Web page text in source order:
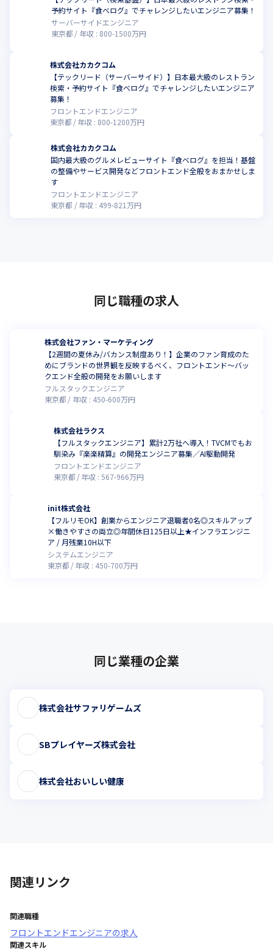
予約サイト『食べログ』でチャレンジしたいエンジニア募集！
サーバーサイドエンジニア
東京都
年収 : 800-1500万円
株式会社カカクコム
【テックリード（サーバーサイド）】日本最大級のレストラン
検索・予約サイト『食べログ』でチャレンジしたいエンジニア
募集！
フロントエンドエンジニア
東京都
年収 : 800-1200万円
株式会社カカクコム
国内最大級のグルメレビューサイト『食べログ』を担当！基盤
の整備やサービス開発などフロントエンド全般をおまかせしま
す
フロントエンドエンジニア
東京都
年収 : 499-821 万円
同じ職種の求人
株式会社ファン・マーケティング
【2週間の夏休み/バカンス制度あり！】企業のファン育成のた
めにブランドの世界観を反映するべく、フロントエンド〜バッ
クエンド全般の開発をお願いします
フルスタックエンジニア
東京都
年収 : 450-600万円
株式会社ラクス
【フルスタックエンジニア】累計2万社へ導入！TVCMでもお
馴染み『楽楽精算』の開発エンジニア募集／AI駆動開発
フロントエンドエンジニア
東京都
年収 :567-966万円
init株式会社
【フルリモOK】創業からエンジニア退職者0名◎スキルアップ
×働きやすさの両立◎年間休日125日以上★インフラエンジニ
ア / 月残業10H以下
システムエンジニア
東京都
年収 : 450-700万円
同じ業種の企業
株式会社サファリゲームズ
SBプレイヤーズ株式会社
株式会社おいしい健康
関連リンク
関連職種
フロントエンドエンジニアの求人
関連スキル